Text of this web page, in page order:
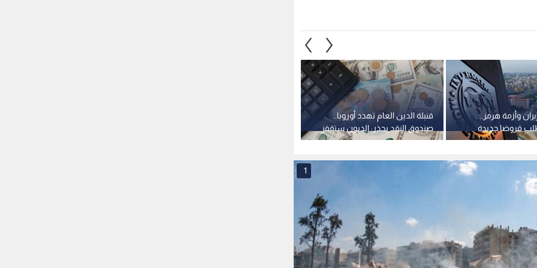
قنبلة الدين العام تهدد أوروبا..
صندوق النقد يحذر: الديون ستقفز
إلى 130% بسبب الدفاع والتقاعد
وأزمة هرمز..
قروضا جديدة
1